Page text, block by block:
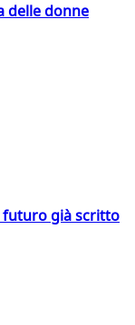
delle donne
futuro già scritto